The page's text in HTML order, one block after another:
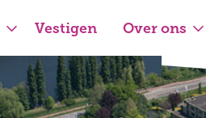
Vestigen Over ons